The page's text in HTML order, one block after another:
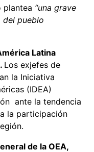
plantea “una grave
del pueblo
Latina
Los exjefes de
la Iniciativa
(IDEA)
ante la tendencia
la participación
de la OEA,